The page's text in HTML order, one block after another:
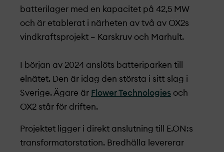
batterilager med en kapacitet på 42,5 MW
och är etablerat i närheten av två av OX2s
vindkraftsprojekt­ – Karskruv och Marhult.
I början av 2024 anslöts batteriparken till
elnätet. Den är idag den största i sitt slag i
Sverige. Ägare är Flower Technologies och
OX2 står för driften.
Projekt­et ligger i direkt anslutning till E.ON:s
transformatorstation. Bredhälla levererar